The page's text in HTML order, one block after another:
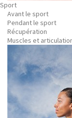
Sport
Avant le sport
Pendant le sport
Récupération
Muscles et